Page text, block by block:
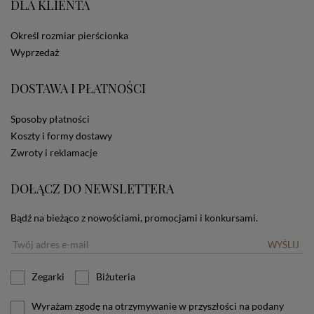
ze Sklepu bez zmiany ustawień w przeglądarce
zamieszczane w urządzeniu końcowym każdego
użytkownika. Jeżeli użytkownik nie wyraża zgody na
informacji o plikach cookies.
DLA KLIENTA
Określ rozmiar pierścionka
Wyprzedaż
DOSTAWA I PŁATNOŚCI
Sposoby płatności
Koszty i formy dostawy
Zwroty i reklamacje
DOŁĄCZ DO NEWSLETTERA
Bądź na bieżąco z nowościami, promocjami i konkursami.
WYŚLIJ
Zegarki Biżuteria
Wyrażam zgodę na otrzymywanie w przyszłości na podany